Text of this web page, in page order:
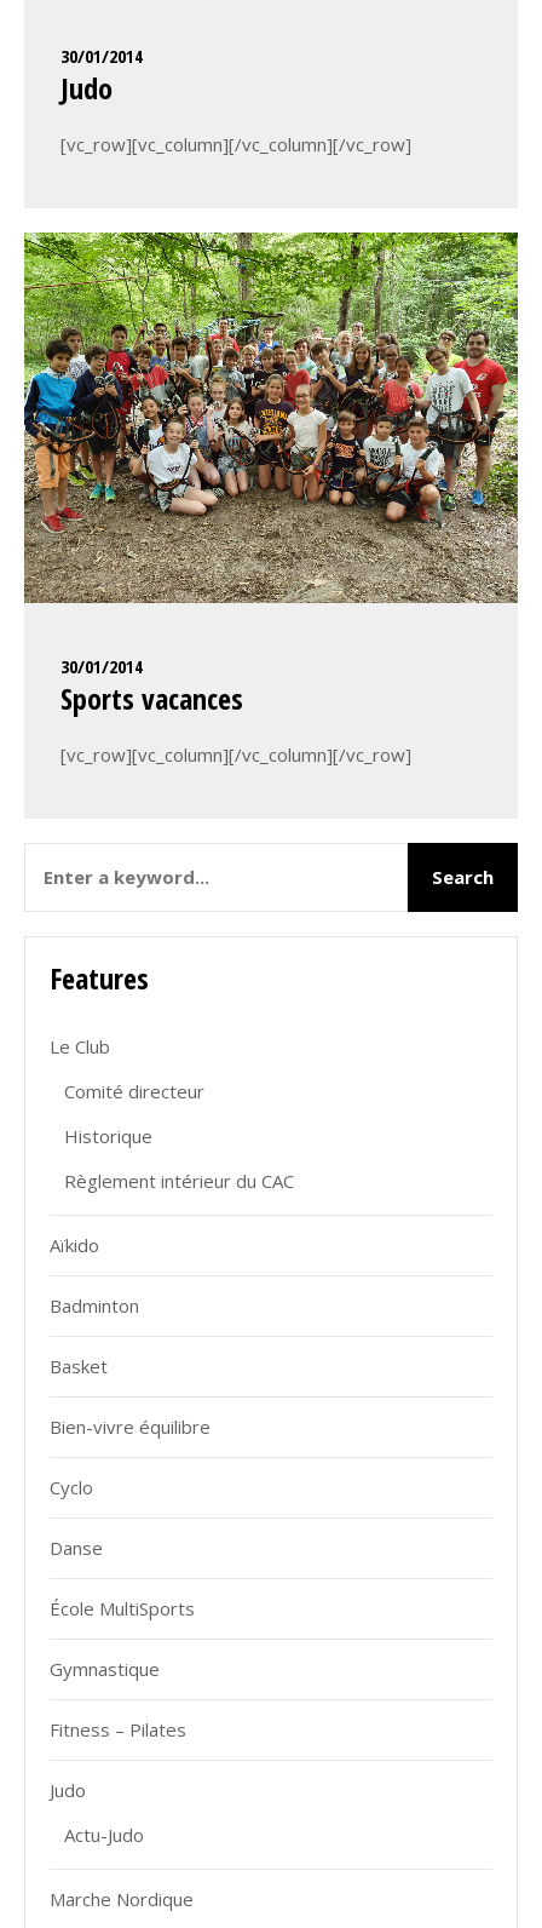
30/01/2014
Judo
[vc_row][vc_column][/vc_column][/vc_row]
30/01/2014
Sports vacances
[vc_row][vc_column][/vc_column][/vc_row]
Features
Le Club
Comité directeur
Historique
Règlement intérieur du CAC
Aïkido
Badminton
Basket
Bien-vivre équilibre
Cyclo
Danse
École MultiSports
Gymnastique
Fitness – Pilates
Judo
Actu-Judo
Marche Nordique